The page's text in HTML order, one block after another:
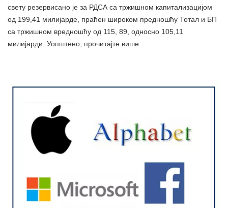
свету резервисано је за РДСА са тржишном капитализацијом
од 199,41 милијарде, праћен широком предношћу Тотал и БП
са тржишном вредношћу од 115, 89, односно 105,11
милијарди. Уопштено, прочитајте више…